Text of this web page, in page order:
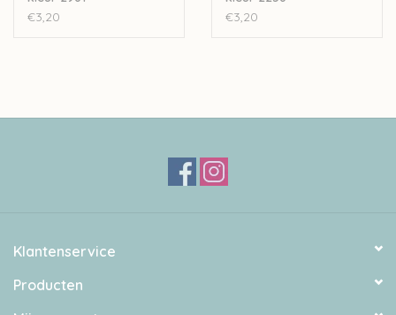
€3,20
€3,20
Klantenservice
Producten